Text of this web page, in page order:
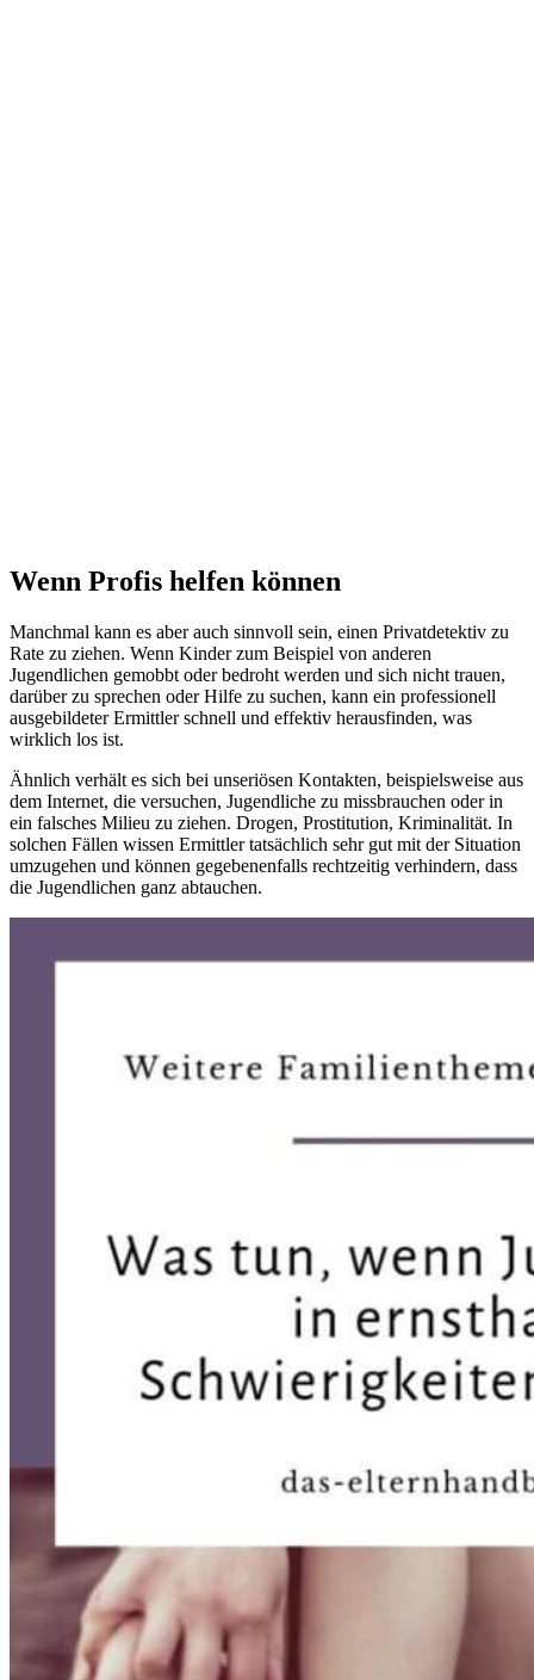
Wenn Profis helfen können
Manchmal kann es aber auch sinnvoll sein, einen Privatdetektiv zu
Rate zu ziehen. Wenn Kinder zum Beispiel von anderen
Jugendlichen gemobbt oder bedroht werden und sich nicht trauen,
darüber zu sprechen oder Hilfe zu suchen, kann ein professionell
ausgebildeter Ermittler schnell und effektiv herausfinden, was
wirklich los ist.
Ähnlich verhält es sich bei unseriösen Kontakten, beispielsweise aus
dem Internet, die versuchen, Jugendliche zu missbrauchen oder in
ein falsches Milieu zu ziehen. Drogen, Prostitution, Kriminalität. In
solchen Fällen wissen Ermittler tatsächlich sehr gut mit der Situation
umzugehen und können gegebenenfalls rechtzeitig verhindern, dass
die Jugendlichen ganz abtauchen.